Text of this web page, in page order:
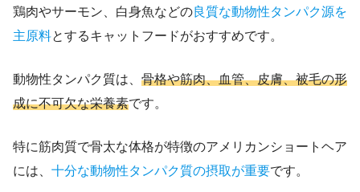
鶏肉やサーモン、白身魚などの良質な動物性タンパク源を
主原料とするキャットフードがおすすめです。
動物性タンパク質は、 骨格や筋肉、血管、皮膚、被毛の形
成に不可欠な栄養素です。
特に筋肉質で骨太な体格が特徴のアメリカンショートヘア
には、 十分な動物性タンパク質の摂取が重要です。